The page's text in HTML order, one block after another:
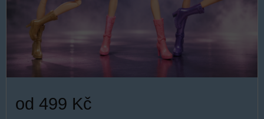
od 499 Kč